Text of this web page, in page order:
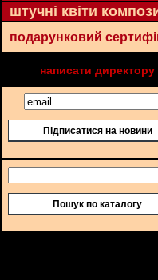
штучні квіти
подарунковий
написати директору
Підписатися на новини
Пошук по каталогу